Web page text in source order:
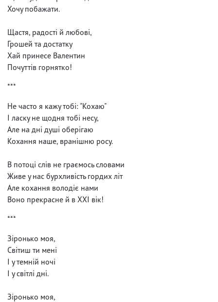
Хочу побажати.
Щастя, радості й любові,
Грошей та достатку
Хай принесе Валентин
Почуттів горнятко!
***
Не часто я кажу тобі: "Кохаю"
І ласку не щодня тобі несу,
Але на дні душі оберігаю
Кохання наше, вранішню росу.
В потоці слів не граємось словами
Живе у нас бурхливість гордих літ
Але кохання володіє нами
Воно прекрасне й в ХХІ вік!
***
Зіронько моя,
Світиш ти мені
І у темній ночі
І у світлі дні.
Зіронько моя,